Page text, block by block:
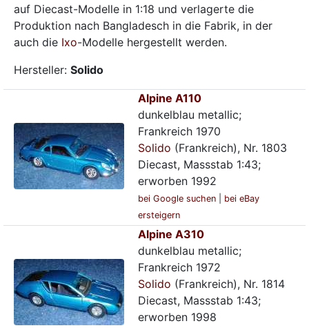
auf Diecast-Modelle in 1:18 und verlagerte die
Produktion nach Bangladesch in die Fabrik, in der
auch die Ixo-Modelle hergestellt werden.
Hersteller: Solido
Alpine A110
dunkelblau metallic;
Frankreich 1970
Solido (Frankreich), Nr. 1803
Diecast, Massstab 1:43;
erworben 1992
bei Google suchen
bei eBay
ersteigern
Alpine A310
dunkelblau metallic;
Frankreich 1972
Solido (Frankreich), Nr. 1814
Diecast, Massstab 1:43;
erworben 1998